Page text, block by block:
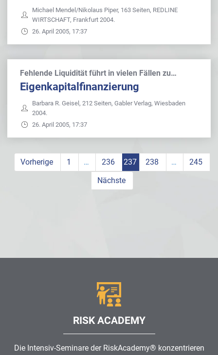
Michael Mendel/Nikolaus Piper, 163 Seiten, REDLINE
WIRTSCHAFT, Frankfurt 2004.
26. April 2005, 17:37
Fehlende Liquidität führt in vielen Fällen zu…
Eigenkapitalfinanzierung
Barbara R. Geisel, 212 Seiten, Gabler Verlag, Wiesbaden
2004.
26. April 2005, 17:37
Vorherige 1 … 236 237 238 …
245
Nächste
RISK ACADEMY
Die Intensiv-Seminare der RiskAcademy® konzentrieren